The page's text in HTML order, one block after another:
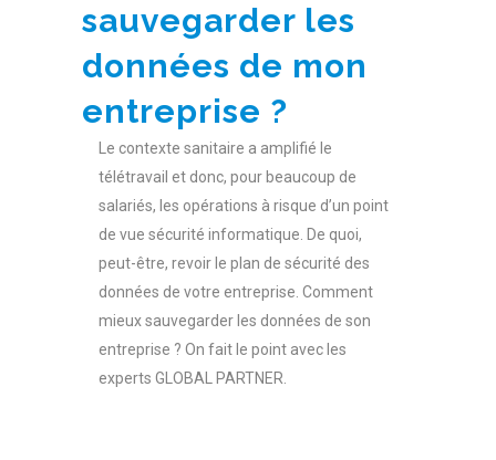
sauvegarder les
données de mon
entreprise ?
Le contexte sanitaire a amplifié le
télétravail et donc, pour beaucoup de
salariés, les opérations à risque d’un point
de vue sécurité informatique. De quoi,
peut-être, revoir le plan de sécurité des
données de votre entreprise. Comment
mieuxsauvegarder les données de son
entreprise ? On fait le point avec les
experts GLOBAL PARTNER.